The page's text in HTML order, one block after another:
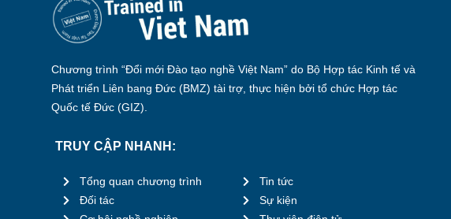
Chương trình “Đổi mới Đào tạo nghề Việt Nam” do Bộ Hợp tác Kinh tế và
Phát triển Liên bang Đức (BMZ) tài trợ, thực hiện bởi tổ chức Hợp tác
Quốc tế Đức (GIZ).
TRUY CẬP NHANH:
Tổng quan chương trình
Đối tác
Tin tức
Sự kiện